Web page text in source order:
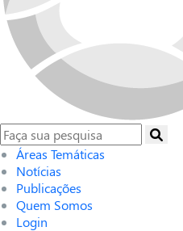
Áreas Temáticas
Notícias
Publicações
Quem Somos
Login